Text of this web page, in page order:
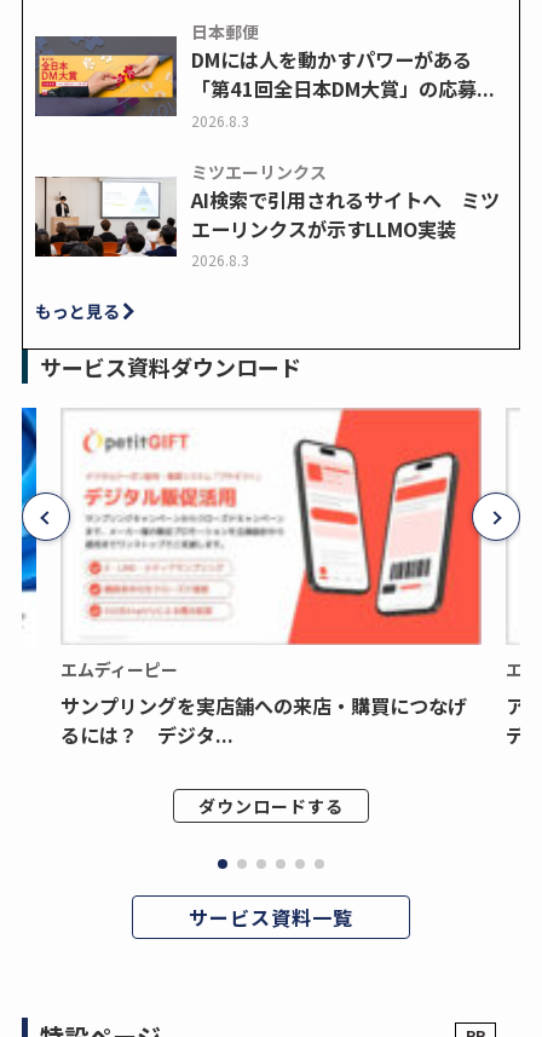
日本郵便
DMには人を動かすパワーがある
「第41回全日本DM大賞」の応募...
2026.8.3
ミツエーリンクス
AI検索で引用されるサイトへ ミツ
エーリンクスが示すLLMO実装
2026.8.3
もっと見る
サービス資料ダウンロード
エムディーピー
サンプリングを実店舗への来店・購買につなげ
るには？ デジタ...
ダウンロードする
エ
ア
デ
サービス資料一覧